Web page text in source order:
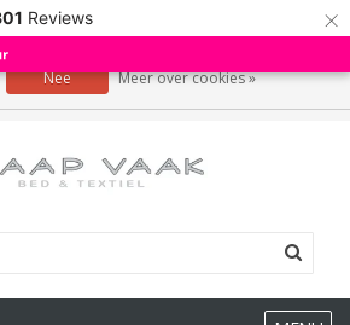
Reviews ×
onze website te verbeteren. Is dat akkoord?
Nee Meer over cookies »